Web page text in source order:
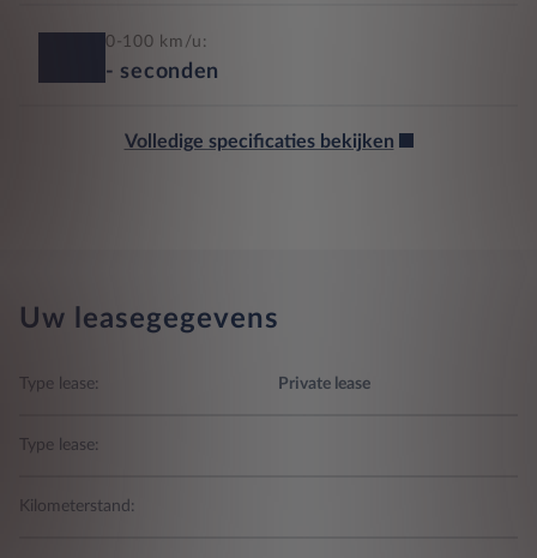
0-100 km/u:
- seconden
Volledige specificaties bekijken
Uw leasegegevens
Type lease: Private lease
Type lease:
Kilometerstand: